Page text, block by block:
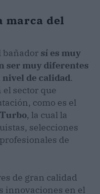
marca del
bañador sí es muy
ser muy diferentes
nivel de calidad.
sector que
como es el
Turbo, la cual la
selecciones
de
de gran calidad
innovaciones en el